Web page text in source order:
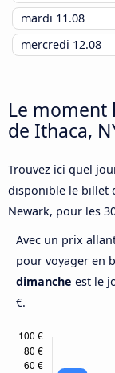
mardi 11.08
mercredi 12.08
Le moment
de Ithaca,
Trouvez ici quel
disponible le billet
Newark, pour les
Avec un prix
pour voyager en
dimanche est le
€.